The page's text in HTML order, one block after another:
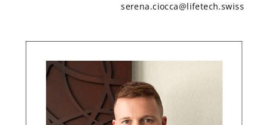
serena.ciocca@lifetech.swiss